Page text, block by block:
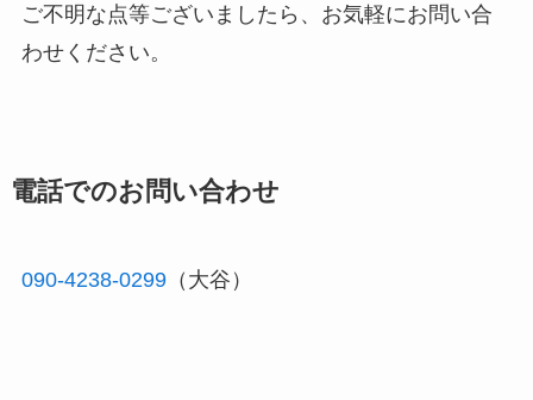
ご不明な点等ございましたら、お気軽にお問い合
わせください。
電話でのお問い合わせ
090-4238-0299（大谷）